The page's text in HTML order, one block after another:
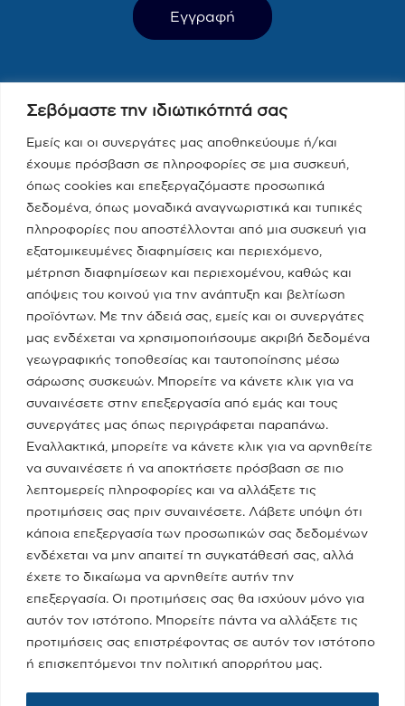
Σεβόμαστε την ιδιωτικότητά σας
Εμείς και οι συνεργάτες μας αποθηκεύουμε ή/και
έχουμε πρόσβαση σε πληροφορίες σε μια συσκευή,
όπως cookies και επεξεργαζόμαστε προσωπικά
δεδομένα, όπως μοναδικά αναγνωριστικά και τυπικές
πληροφορίες που αποστέλλονται από μια συσκευή για
εξατομικευμένες διαφημίσεις και περιεχόμενο,
μέτρηση διαφημίσεων και περιεχομένου, καθώς και
απόψεις του κοινού για την ανάπτυξη και βελτίωση
προϊόντων. Με την άδειά σας, εμείς και οι συνεργάτες
μας ενδέχεται να χρησιμοποιήσουμε ακριβή δεδομένα
γεωγραφικής τοποθεσίας και ταυτοποίησης μέσω
σάρωσης συσκευών. Μπορείτε να κάνετε κλικ για να
συναινέσετε στην επεξεργασία από εμάς και τους
συνεργάτες μας όπως περιγράφεται παραπάνω.
Εναλλακτικά, μπορείτε να κάνετε κλικ για να αρνηθείτε
να συναινέσετε ή να αποκτήσετε πρόσβαση σε πιο
λεπτομερείς πληροφορίες και να αλλάξετε τις
προτιμήσεις σας πριν συναινέσετε. Λάβετε υπόψη ότι
κάποια επεξεργασία των προσωπικών σας δεδομένων
ενδέχεται να μην απαιτεί τη συγκατάθεσή σας, αλλά
έχετε το δικαίωμα να αρνηθείτε αυτήν την
επεξεργασία. Οι προτιμήσεις σας θα ισχύουν μόνο για
αυτόν τον ιστότοπο. Μπορείτε πάντα να αλλάξετε τις
προτιμήσεις σας επιστρέφοντας σε αυτόν τον ιστότοπο
ή επισκεπτόμενοι την πολιτική απορρήτου μας.
Παραπολιτικά 90.1 / Δημήτρης
Τάκης, Χριστίνα Κοραή
08/05/2023
Real fm / Νίκος Χατζηνικολάου
05/05/2023
Κατηγορίες
Ποια Είμαι
Το Υπουργείο
Πειραιάς - Νησιά
Media
Επικοινωνία
Όροι Χρήσης